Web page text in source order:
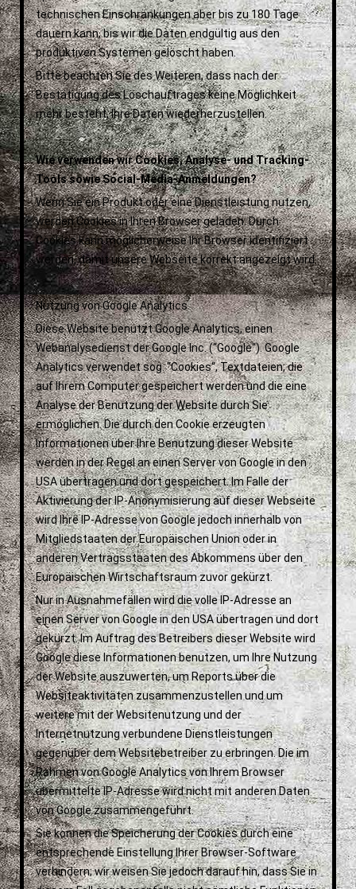
technischen Einschränkungen aber bis zu 180 Tage
dauern kann, bis wir die Daten endgültig aus den
produktiven Systemen gelöscht haben.
Bitte beachten Sie des Weiteren, dass nach der
Bestätigung des Löschauftrages keine Möglichkeit
mehr besteht, Ihre Daten wiederherzustellen.
Wie verwenden wir Cookies, Analyse- und Tracking-
Tools sowie Social-Media-Anmeldungen?
Wenn Sie ein Produkt oder eine Dienstleistung nutzen,
werden Cookies in Ihren Browser geladen. Durch
Cookies kann möglicherweise Ihr Browser identifiziert
werden, damit unsere Webseite korrekt angezeigt wird.
Nutzung von Google Analytics
Diese Website benutzt Google Analytics, einen
Webanalysedienst der Google Inc. (“Google“). Google
Analytics verwendet sog. “Cookies“, Textdateien, die
auf Ihrem Computer gespeichert werden und die eine
Analyse der Benutzung der Website durch Sie
ermöglichen. Die durch den Cookie erzeugten
Informationen über Ihre Benutzung dieser Website
werden in der Regel an einen Server von Google in den
USA übertragen und dort gespeichert. Im Falle der
Aktivierung der IP-Anonymisierung auf dieser Webseite
wird Ihre IP-Adresse von Google jedoch innerhalb von
Mitgliedstaaten der Europäischen Union oder in
anderen Vertragsstaaten des Abkommens über den
Europäischen Wirtschaftsraum zuvor gekürzt.
Nur in Ausnahmefällen wird die volle IP-Adresse an
einen Server von Google in den USA übertragen und dort
gekürzt. Im Auftrag des Betreibers dieser Website wird
Google diese Informationen benutzen, um Ihre Nutzung
der Website auszuwerten, um Reports über die
Websiteaktivitäten zusammenzustellen und um
weitere mit der Websitenutzung und der
Internetnutzung verbundene Dienstleistungen
gegenüber dem Websitebetreiber zu erbringen. Die im
Rahmen von Google Analytics von Ihrem Browser
übermittelte IP-Adresse wird nicht mit anderen Daten
von Google zusammengeführt.
Sie können die Speicherung der Cookies durch eine
entsprechende Einstellung Ihrer Browser-Software
verhindern; wir weisen Sie jedoch darauf hin, dass Sie in